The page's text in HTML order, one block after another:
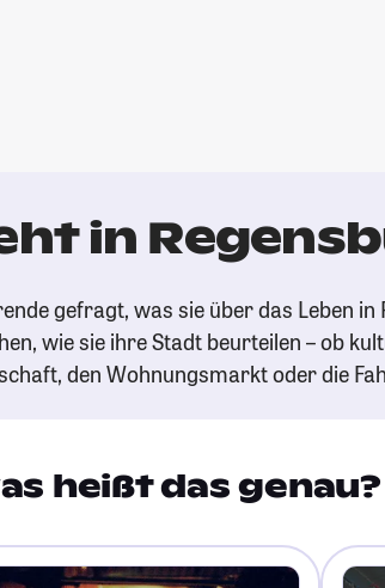
in
gefragt, was sie über das Leben in
wie sie ihre Stadt beurteilen – ob
den Wohnungsmarkt oder die
heißt das genau?